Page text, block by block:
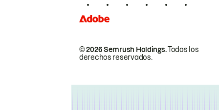
© 2026 Semrush Holdings.Todos los
derechos reservados.